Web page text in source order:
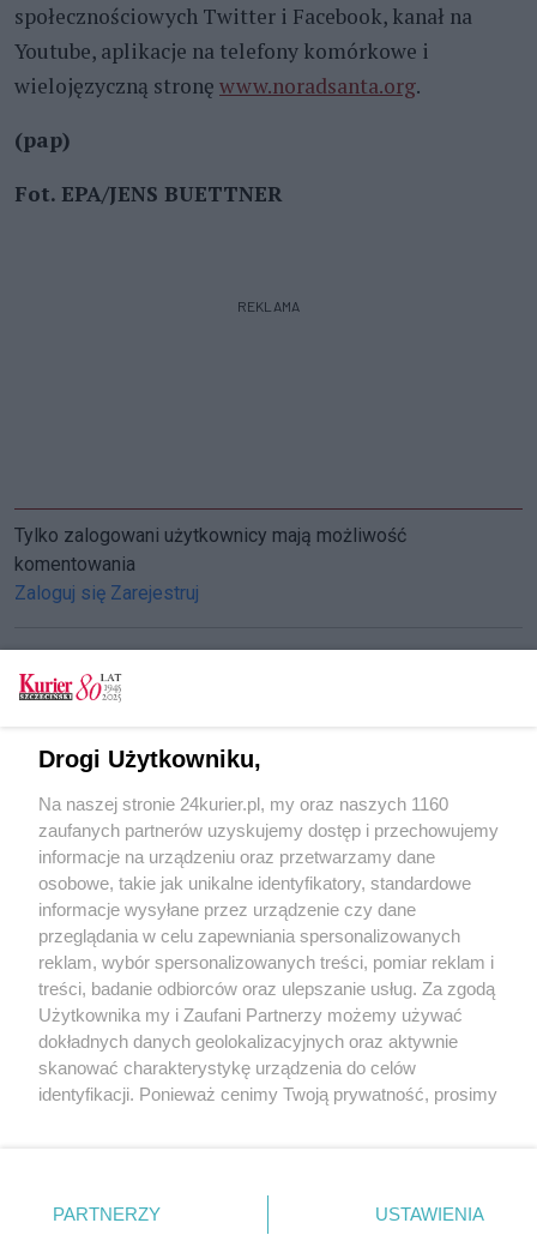
społecznościowych Twitter i Facebook, kanał na
Youtube, aplikacje na telefony komórkowe i
wielojęzyczną stronę www.noradsanta.org.
(pap)
Fot. EPA/JENS BUETTNER
REKLAMA
Tylko zalogowani użytkownicy mają możliwość
komentowania
Zaloguj się Zarejestruj
Tramwajem z Mikołajem
Święty Mikołaj u żeglarzy
Mikołaj sypnie prezentami
POGODA
26℃
Zobacz prognozę na 3 dni
Copyright © 2022 Kurier Szczeciński sp. z o.o.
Drogi Użytkowniku,
Na naszej stronie 24kurier.pl, my oraz naszych 1160
zaufanych partnerów uzyskujemy dostęp i przechowujemy
informacje na urządzeniu oraz przetwarzamy dane
osobowe, takie jak unikalne identyfikatory, standardowe
informacje wysyłane przez urządzenie czy dane
przeglądania w celu zapewniania spersonalizowanych
reklam, wybór spersonalizowanych treści, pomiar reklam i
treści, badanie odbiorców oraz ulepszanie usług. Za zgodą
Użytkownika my i Zaufani Partnerzy możemy używać
dokładnych danych geolokalizacyjnych oraz aktywnie
skanować charakterystykę urządzenia do celów
identyfikacji. Ponieważ cenimy Twoją prywatność, prosimy
prywatności znajdujący się w lewym dolnym rogu strony
. Niektóre rodzaje przetwarzania danych nie wymagają
PARTNERZY USTAWIENIA